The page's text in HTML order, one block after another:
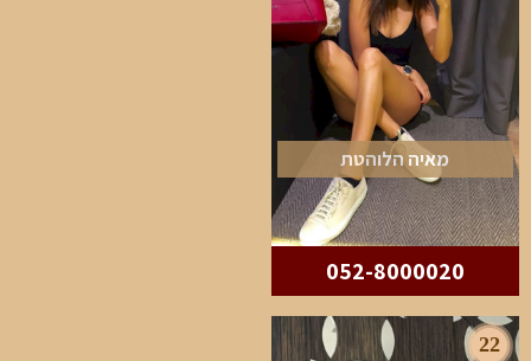
מאיה הלוהטת
052-8000020
22